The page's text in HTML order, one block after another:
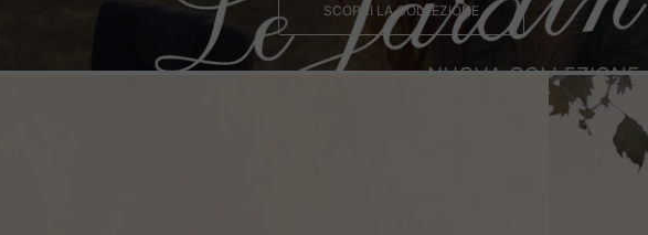
SCOPRI LA COLLEZIONE